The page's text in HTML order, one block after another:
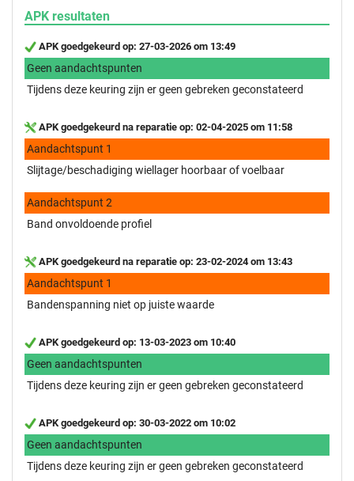
APK resultaten
APK goedgekeurd op: 27-03-2026 om 13:49
Geen aandachtspunten
Tijdens deze keuring zijn er geen gebreken geconstateerd
APK goedgekeurd na reparatie op: 02-04-2025 om 11:58
Aandachtspunt 1
Slijtage/beschadiging wiellager hoorbaar of voelbaar
Aandachtspunt 2
Band onvoldoende profiel
APK goedgekeurd na reparatie op: 23-02-2024 om 13:43
Aandachtspunt 1
Bandenspanning niet op juiste waarde
APK goedgekeurd op: 13-03-2023 om 10:40
Geen aandachtspunten
Tijdens deze keuring zijn er geen gebreken geconstateerd
APK goedgekeurd op: 30-03-2022 om 10:02
Geen aandachtspunten
Tijdens deze keuring zijn er geen gebreken geconstateerd